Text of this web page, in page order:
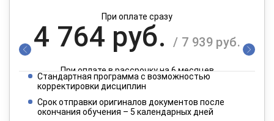
При оплате сразу
4 764 руб. / 7 939 руб.
При оплате в рассрочку на 6 месяцев
2 382 руб.
Стандартная программа с возможностью
корректировки дисциплин
Срок отправки оригиналов документов после
окончания обучения – 5 календарных дней